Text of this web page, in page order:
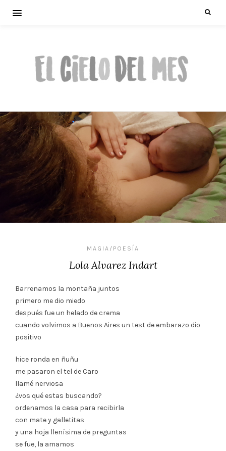
MAGIA/POESÍA
Lola Alvarez Indart
Barrenamos la montaña juntos
primero me dio miedo
después fue un helado de crema
cuando volvimos a Buenos Aires un test de embarazo dio
positivo
hice ronda en ñuñu
me pasaron el tel de Caro
llamé nerviosa
¿vos qué estas buscando?
ordenamos la casa para recibirla
con mate y galletitas
y una hoja llenísima de preguntas
se fue, la amamos